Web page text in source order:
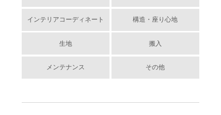
インテリアコーディネート 構造・座り心地
生地 搬入
メンテナンス その他